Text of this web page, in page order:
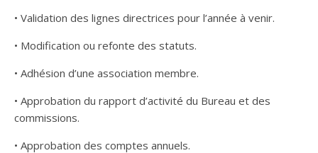
• Validation des lignes directrices pour l’année à venir.
• Modification ou refonte des statuts.
• Adhésion d’une association membre.
• Approbation du rapport d’activité du Bureau et des
commissions.
• Approbation des comptes annuels.